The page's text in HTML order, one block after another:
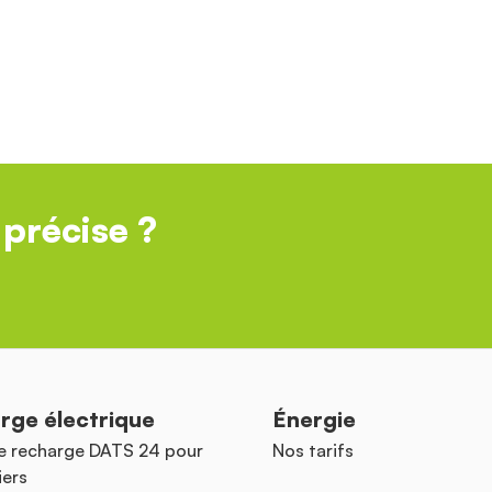
?
électrique
recharge DATS 24 pour
Énergie
Nos tarifs